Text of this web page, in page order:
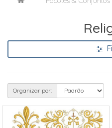
Organizar por: